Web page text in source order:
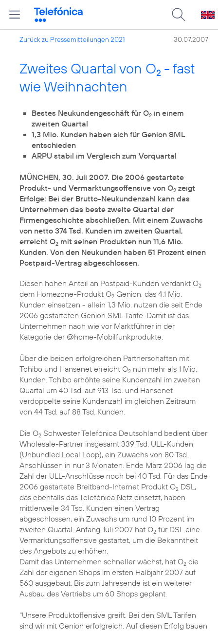
Zurück zu Pressemitteilungen 2021 30.07.2007
Zweites Quartal von O2 - fast
wie Weihnachten
Bestes Neukundengeschäft für O2 in einem
1,3 Mio. Kunden haben sich für Genion SML
MÜNCHEN, 30. Juli 2007. Die 2006 gestartete
Produkt- und Vermarktungsoffensive von O2 zeigt
Erfolge: Bei der Brutto-Neukundenzahl kann das
Unternehmen das beste zweite Quartal der
Firmengeschichte abschließen. Mit einem Zuwachs
von netto 374 Tsd. Kunden im zweiten Quartal,
erreicht O2 mit seinen Produkten nun 11,6 Mio.
Kunden. Von den Neukunden haben 51 Prozent einen
Postpaid-Vertrag abgeschlossen.
Diesen hohen Anteil an Postpaid-Kunden verdankt O2
dem Homezone-Produkt O2 Genion, das 4,1 Mio.
Kunden einsetzen - allein 1,3 Mio. nutzen die seit Ende
2006 gestarteten Genion SML Tarife. Damit ist das
Unternehmen nach wie vor Marktführer in der
Kategorie der @home-Mobilfunkprodukte.
Über die beiden erfolgreichen Partnerschaften mit
Tchibo und Hansenet erreicht O2 nun mehr als 1 Mio.
Kunden. Tchibo erhöhte seine Kundenzahl im zweiten
Quartal um 40 Tsd. auf 913 Tsd. und Hansenet
verdoppelte seine Kundenzahl im gleichen Zeitraum
von 44 Tsd. auf 88 Tsd. Kunden.
Die O2 Schwester Telefónica Deutschland bedient über
Wholesale-Partner insgesamt 339 Tsd. ULL-Kunden
(Unbundled Local Loop), ein Zuwachs von 80 Tsd.
Anschlüssen in nur 3 Monaten. Ende März 2006 lag die
Zahl der ULL-Anschlüsse noch bei 40 Tsd. Für das Ende
2006 gestartete Breitband-Internet Produkt O2 DSL,
das ebenfalls das Telefónica Netz einsetzt, haben
mittlerweile 34 Tsd. Kunden einen Vertrag
abgeschlossen, ein Zuwachs um rund 10 Prozent im
zweiten Quartal. Anfang Juli 2007 hat O2 für DSL eine
Vermarktungsoffensive gestartet, um die Bekanntheit
des Angebots zu erhöhen.
Damit das Unternehmen schneller wächst, hat O2 die
Zahl der eigenen Shops im ersten Halbjahr 2007 auf
560 ausgebaut. Bis zum Jahresende ist ein weiterer
Ausbau des Vertriebs um 60 Shops geplant.
"Unsere Produktoffensive greift. Bei den SML Tarifen
sind wir mit Genion erfolgreich. Auf diesen Erfolg bauen